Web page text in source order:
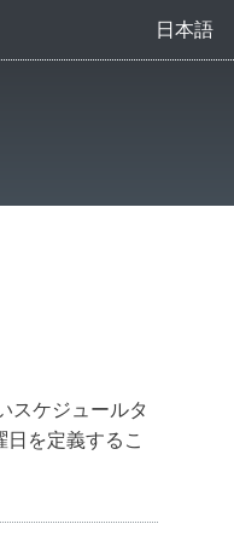
日本語
スケジュールタ
を定義するこ